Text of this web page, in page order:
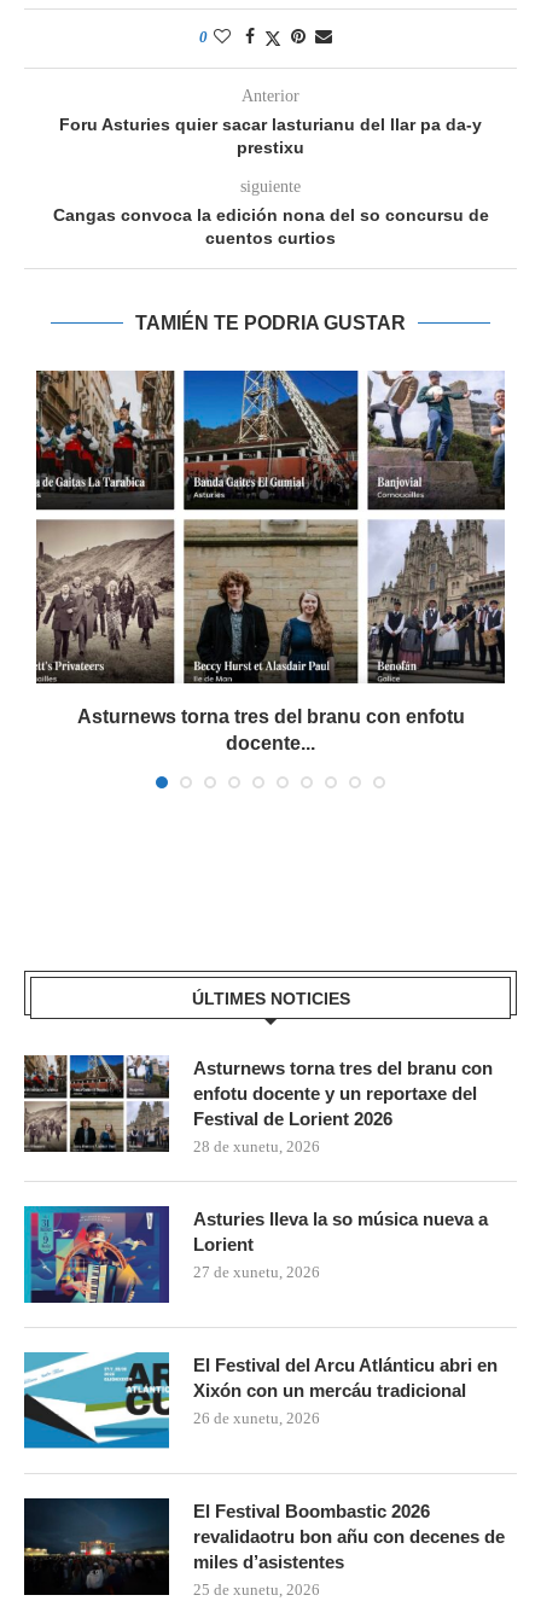
0
Anterior
Foru Asturies quier sacar lasturianu del llar pa da-y
prestixu
siguiente
Cangas convoca la edición nona del so concursu de
cuentos curtios
TAMIÉN TE PODRIA GUSTAR
Asturnews torna tres del branu con enfotu
docente...
ÚLTIMES NOTICIES
Asturnews torna tres del branu con
enfotu docente y un reportaxe del
Festival de Lorient 2026
28 de xunetu, 2026
Asturies lleva la so música nueva a
Lorient
27 de xunetu, 2026
El Festival del Arcu Atlánticu abri en
Xixón con un mercáu tradicional
26 de xunetu, 2026
El Festival Boombastic 2026
revalidaotru bon añu con decenes de
miles d’asistentes
25 de xunetu, 2026